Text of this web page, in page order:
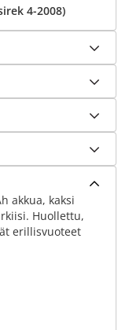
4-2008)
akkua, kaksi
Huollettu,
erillisvuoteet